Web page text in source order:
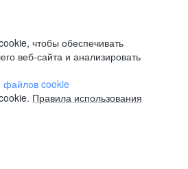
чтобы обеспечивать
веб-сайта и анализировать
файлов cookie
Правила использования